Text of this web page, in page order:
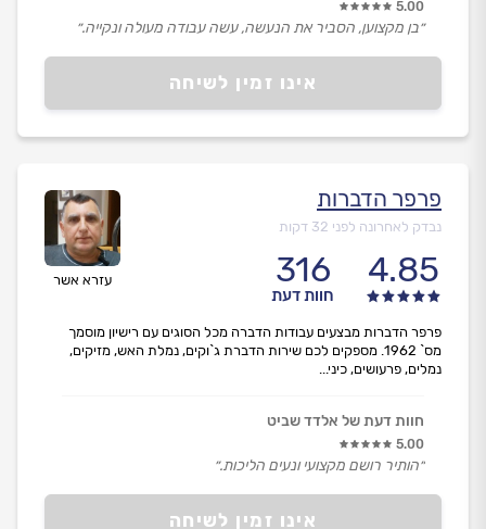
אינו זמין לשיחה
5.00
״בן מקצוען, הסביר את הנעשה, עשה עבודה מעולה ונקייה.״
עזרא אשר
פרפר הדברות
נבדק לאחרונה לפני 32 דקות
4.85
316
חוות דעת
אינו זמין לשיחה
פרפר הדברות מבצעים עבודות הדברה מכל הסוגים עם רישיון מוסמך
מס` 1962. מספקים לכם שירות הדברת ג`וקים, נמלת האש, מזיקים,
נמלים, פרעושים, כיני...
חוות דעת של אלדד שביט
5.00
״הותיר רושם מקצועי ונעים הליכות.״